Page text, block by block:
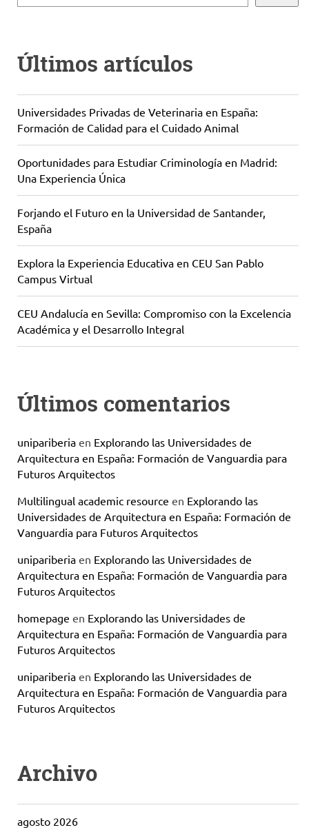
Últimos artículos
Universidades Privadas de Veterinaria en España:
Formación de Calidad para el Cuidado Animal
Oportunidades para Estudiar Criminología en Madrid:
Una Experiencia Única
Forjando el Futuro en la Universidad de Santander,
España
Explora la Experiencia Educativa en CEU San Pablo
Campus Virtual
CEU Andalucía en Sevilla: Compromiso con la Excelencia
Académica y el Desarrollo Integral
Últimos comentarios
unipariberia en Explorando las Universidades de
Arquitectura en España: Formación de Vanguardia para
Futuros Arquitectos
Multilingual academic resource en Explorando las
Universidades de Arquitectura en España: Formación de
Vanguardia para Futuros Arquitectos
unipariberia en Explorando las Universidades de
Arquitectura en España: Formación de Vanguardia para
Futuros Arquitectos
homepage en Explorando las Universidades de
Arquitectura en España: Formación de Vanguardia para
Futuros Arquitectos
unipariberia en Explorando las Universidades de
Arquitectura en España: Formación de Vanguardia para
Futuros Arquitectos
Archivo
agosto 2026